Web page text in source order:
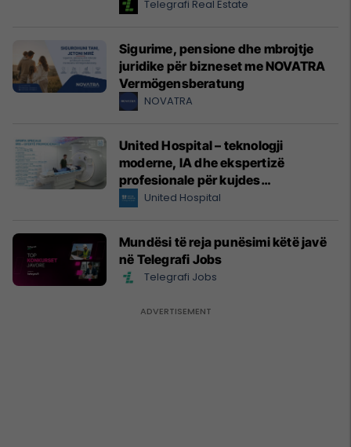
Telegrafi Real Estate
Sigurime, pensione dhe mbrojtje
juridike për bizneset me NOVATRA
Vermögensberatung
NOVATRA
United Hospital – teknologji
moderne, IA dhe ekspertizë
profesionale për kujdes
shëndetësor me standarde
United Hospital
Mundësi të reja punësimi këtë javë
në Telegrafi Jobs
Telegrafi Jobs